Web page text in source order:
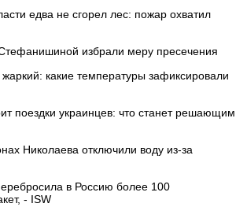
едва не сгорел лес: пожар охватил
избрали меру пресечения
какие температуры зафиксировали
поездки украинцев: что станет решающим
Николаева отключили воду из-за
в Россию более 100
- ISW